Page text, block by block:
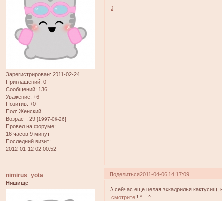
Зарегистрирован: 2011-02-24
Приглашений: 0
Сообщений: 136
Уважение: +6
Позитив: +0
Пол: Женский
Возраст: 29 [1997-06-26]
Провел на форуме:
16 часов 9 минут
Последний визит:
2012-01-12 02:00:52
0
Поделиться2011-04-06 14:17:09
nimirus_yota
Няшище
А сейчас еще целая эскадрилья кактусищ,
смотрите!! ^__^